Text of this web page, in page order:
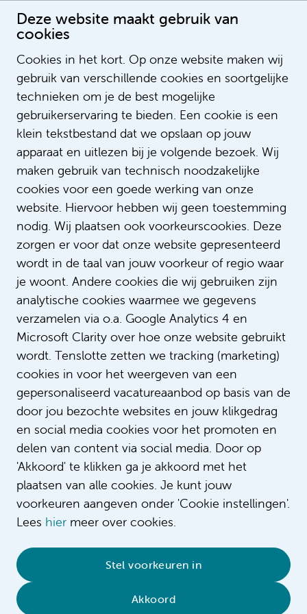
Deze website maakt gebruik van
cookies
Cookies in het kort. Op onze website maken wij
gebruik van verschillende cookies en soortgelijke
technieken om je de best mogelijke
gebruikerservaring te bieden. Een cookie is een
klein tekstbestand dat we opslaan op jouw
apparaat en uitlezen bij je volgende bezoek. Wij
maken gebruik van technisch noodzakelijke
cookies voor een goede werking van onze
website. Hiervoor hebben wij geen toestemming
nodig. Wij plaatsen ook voorkeurscookies. Deze
zorgen er voor dat onze website gepresenteerd
wordt in de taal van jouw voorkeur of regio waar
je woont. Andere cookies die wij gebruiken zijn
analytische cookies waarmee we gegevens
verzamelen via o.a. Google Analytics 4 en
Microsoft Clarity over hoe onze website gebruikt
wordt. Tenslotte zetten we tracking (marketing)
cookies in voor het weergeven van een
gepersonaliseerd vacatureaanbod op basis van de
door jou bezochte websites en jouw klikgedrag
en social media cookies voor het promoten en
delen van content via social media. Door op
'Akkoord' te klikken ga je akkoord met het
plaatsen van alle cookies. Je kunt jouw
voorkeuren aangeven onder 'Cookie instellingen'.
Lees hier meer over cookies.
Stel voorkeuren in
Akkoord
Frank van den Bosch
Compliment/suggestion